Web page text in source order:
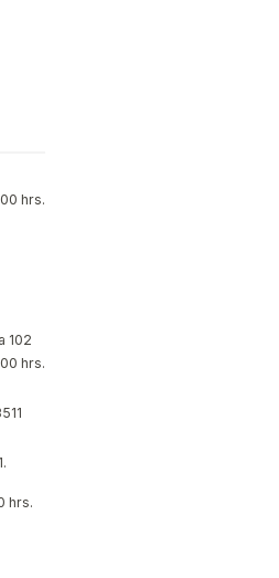
hrs.
102
hrs.
hrs.